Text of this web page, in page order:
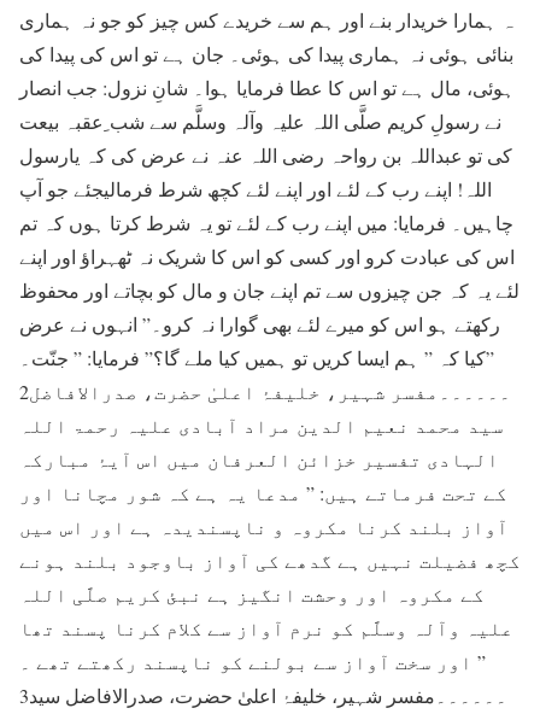
ہ ہمارا خریدار بنے اور ہم سے خریدے کس چیز کو جو نہ ہماری
بنائی ہوئی نہ ہماری پیدا کی ہوئی۔ جان ہے تو اس کی پیدا کی
ہوئی، مال ہے تو اس کا عطا فرمایا ہوا۔ شانِ نزول: جب انصار
نے رسولِ کریم صلَّی اللہ علیہ وآلہ وسلَّم سے شب ِعقبہ بیعت
کی تو عبداللہ بن رواحہ رضی اللہ عنہ نے عرض کی کہ یارسول
اللہ! اپنے رب کے لئے اور اپنے لئے کچھ شرط فرمالیجئے جو آپ
چاہیں۔ فرمایا: میں اپنے رب کے لئے تو یہ شرط کرتا ہوں کہ تم
اس کی عبادت کرو اور کسی کو اس کا شریک نہ ٹھہراؤ اور اپنے
لئے یہ کہ جن چیزوں سے تم اپنے جان و مال کو بچاتے اور محفوظ
رکھتے ہو اس کو میرے لئے بھی گوارا نہ کرو۔” انہوں نے عرض
کیا کہ ” ہم ایسا کریں تو ہمیں کیا ملے گا؟” فرمایا: ” جنّت۔”
2۔۔۔۔۔۔مفسر شہیر، خلیفۂ اعلیٰ حضرت، صدرالافاضل
سید محمد نعیم الدین مراد آبادی علیہ رحمۃ اللہ
الہادی تفسیر خزائن العرفان میں اس آیۂ مبارکہ
کے تحت فرماتے ہیں: ” مدعا یہ ہے کہ شور مچانا اور
آواز بلند کرنا مکروہ و ناپسندیدہ ہے اور اس میں
کچھ فضیلت نہیں ہے گدھے کی آواز باوجود بلند ہونے
کے مکروہ اور وحشت انگیز ہے نبئ کریم صلَّی اللہ
علیہ وآلہ وسلَّم کو نرم آواز سے کلام کرنا پسند تھا
اور سخت آواز سے بولنے کو ناپسند رکھتے تھے ۔ ”
3۔۔۔۔۔۔مفسر شہیر، خلیفۂ اعلیٰ حضرت، صدرالافاضل سید